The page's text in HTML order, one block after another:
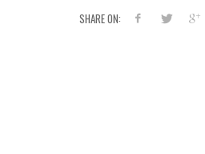
SHARE ON: